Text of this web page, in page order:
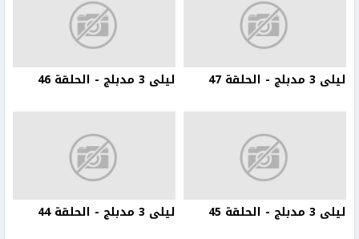
ليلى 3 مدبلج - الحلقة 47 ليلى 3 مدبلج - الحلقة 46
ليلى 3 مدبلج - الحلقة 45 ليلى 3 مدبلج - الحلقة 44